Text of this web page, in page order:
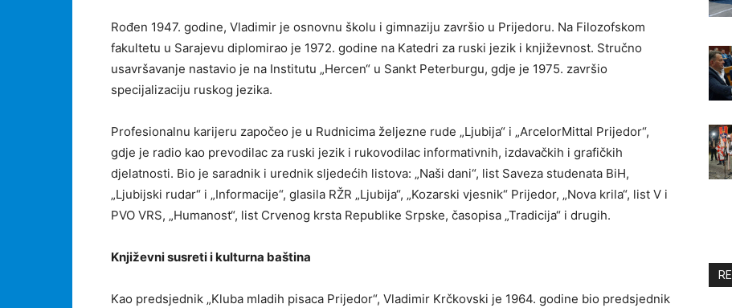
Rođen 1947. godine, Vladimir je osnovnu školu i gimnaziju završio u Prijedoru. Na Filozofskom
fakultetu u Sarajevu diplomirao je 1972. godine na Katedri za ruski jezik i književnost. Stručno
usavršavanje nastavio je na Institutu „Hercen“ u Sankt Peterburgu, gdje je 1975. završio
specijalizaciju ruskog jezika.
Profesionalnu karijeru započeo je u Rudnicima željezne rude „Ljubija“ i „ArcelorMittal Prijedor“,
gdje je radio kao prevodilac za ruski jezik i rukovodilac informativnih, izdavačkih i grafičkih
djelatnosti. Bio je saradnik i urednik sljedećih listova: „Naši dani“, list Saveza studenata BiH,
„Ljubijski rudar“ i „Informacije“, glasila RŽR „Ljubija“, „Kozarski vjesnik“ Prijedor, „Nova krila“, list V i
PVO VRS, „Humanost“, list Crvenog krsta Republike Srpske, časopisa „Tradicija“ i drugih.
Književni susreti i kulturna baština
Kao predsjednik „Kluba mladih pisaca Prijedor“, Vladimir Krčkovski je 1964. godine bio predsjednik